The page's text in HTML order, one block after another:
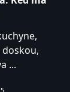
...